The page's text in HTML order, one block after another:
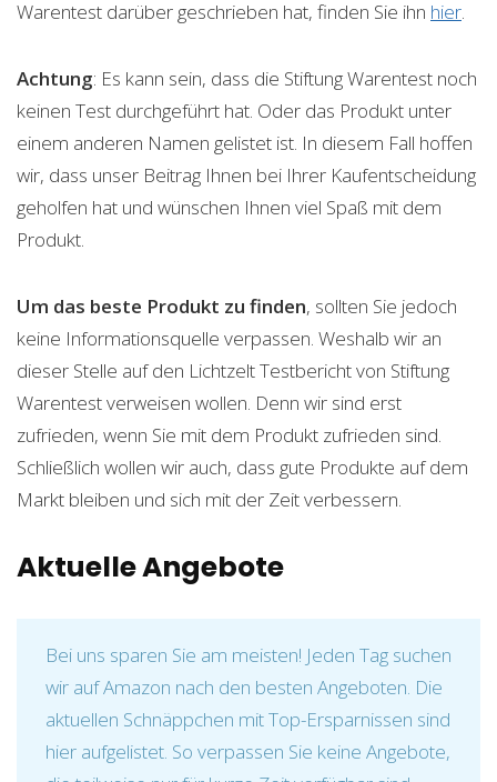
Warentest darüber geschrieben hat, finden Sie ihn hier.
Achtung: Es kann sein, dass die Stiftung Warentest noch
keinen Test durchgeführt hat. Oder das Produkt unter
einem anderen Namen gelistet ist. In diesem Fall hoffen
wir, dass unser Beitrag Ihnen bei Ihrer Kaufentscheidung
geholfen hat und wünschen Ihnen viel Spaß mit dem
Produkt.
Um das beste Produkt zu finden, sollten Sie jedoch
keine Informationsquelle verpassen. Weshalb wir an
dieser Stelle auf den Lichtzelt Testbericht von Stiftung
Warentest verweisen wollen. Denn wir sind erst
zufrieden, wenn Sie mit dem Produkt zufrieden sind.
Schließlich wollen wir auch, dass gute Produkte auf dem
Markt bleiben und sich mit der Zeit verbessern.
Aktuelle Angebote
Bei uns sparen Sie am meisten! Jeden Tag suchen
wir auf Amazon nach den besten Angeboten. Die
aktuellen Schnäppchen mit Top-Ersparnissen sind
hier aufgelistet. So verpassen Sie keine Angebote,